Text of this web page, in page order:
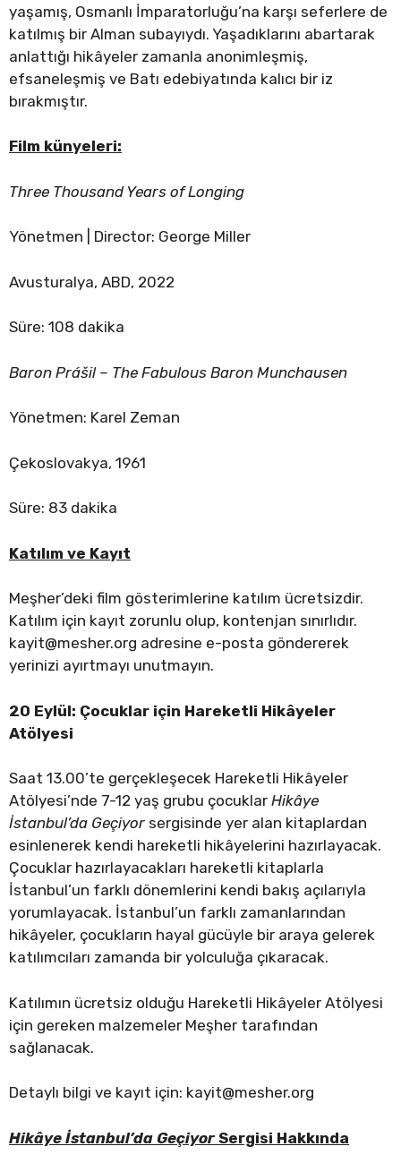
yaşamış, Osmanlı İmparatorluğu’na karşı seferlere de
katılmış bir Alman subayıydı. Yaşadıklarını abartarak
anlattığı hikâyeler zamanla anonimleşmiş,
efsaneleşmiş ve Batı edebiyatında kalıcı bir iz
bırakmıştır.
Film künyeleri:
Three Thousand Years of Longing
Yönetmen | Director: George Miller
Avusturalya, ABD, 2022
Süre: 108 dakika
Baron Prášil – The Fabulous Baron Munchausen
Yönetmen: Karel Zeman
Çekoslovakya, 1961
Süre: 83 dakika
Katılım ve Kayıt
Meşher’deki film gösterimlerine katılım ücretsizdir.
Katılım için kayıt zorunlu olup, kontenjan sınırlıdır.
kayit@mesher.org adresine e-posta göndererek
yerinizi ayırtmayı unutmayın.
20 Eylül: Çocuklar için Hareketli Hikâyeler
Atölyesi
Saat 13.00’te gerçekleşecek Hareketli Hikâyeler
Atölyesi’nde 7-12 yaş grubu çocuklar Hikâye
İstanbul’da Geçiyor sergisinde yer alan kitaplardan
esinlenerek kendi hareketli hikâyelerini hazırlayacak.
Çocuklar hazırlayacakları hareketli kitaplarla
İstanbul’un farklı dönemlerini kendi bakış açılarıyla
yorumlayacak. İstanbul’un farklı zamanlarından
hikâyeler, çocukların hayal gücüyle bir araya gelerek
katılımcıları zamanda bir yolculuğa çıkaracak.
Katılımın ücretsiz olduğu Hareketli Hikâyeler Atölyesi
için gereken malzemeler Meşher tarafından
sağlanacak.
Detaylı bilgi ve kayıt için: kayit@mesher.org
Hikâye İstanbul’da GeçiyorSergisi Hakkında